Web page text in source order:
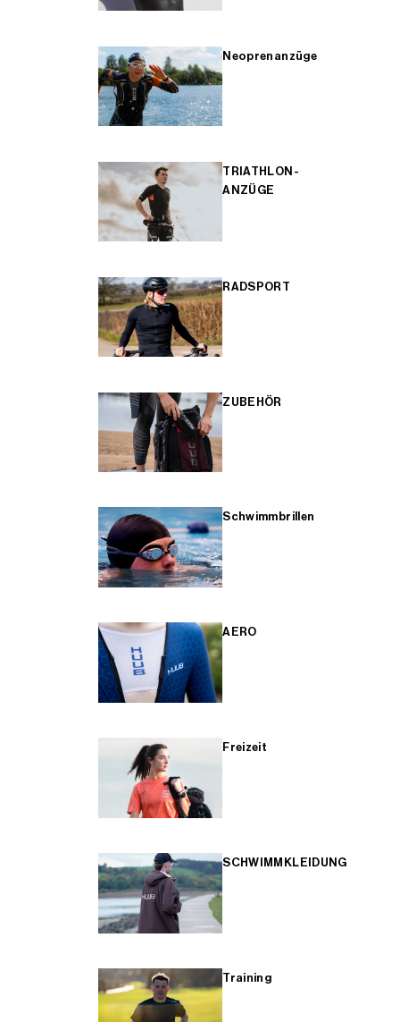
Neoprenanzüge
TRIATHLON-
ANZÜGE
RADSPORT
ZUBEHÖR
Schwimmbrillen
AERO
Freizeit
SCHWIMMKLEIDUNG
Training